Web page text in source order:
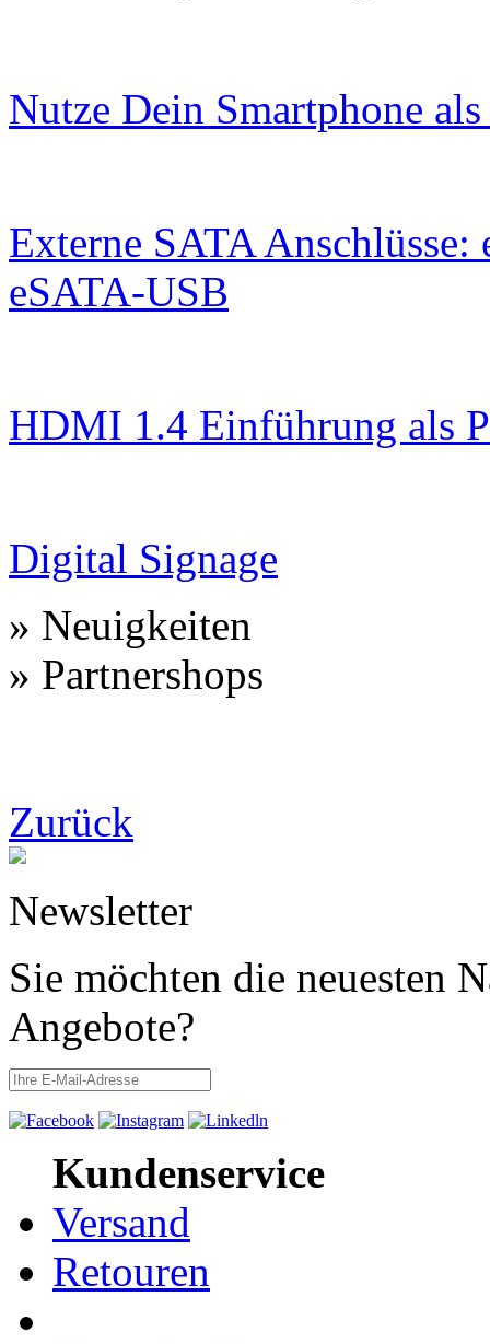
Nutze Dein Smartphone
Externe SATA
eSATA-USB
HDMI 1.4 Einführung als
Digital Signage
» Neuigkeiten
» Partnershops
Zurück
Newsletter
Sie möchten die neuesten
Angebote?
Kundenservice
Versand
Retouren